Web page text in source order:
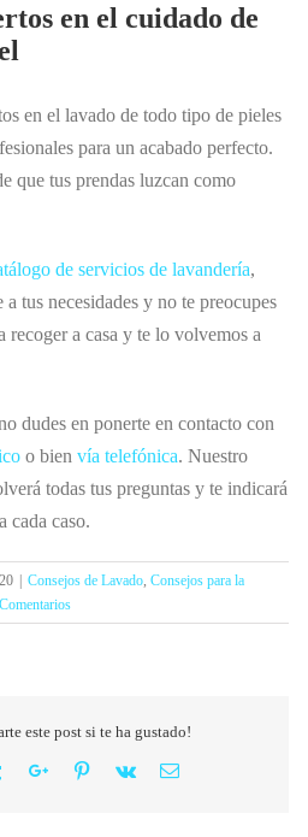
en el cuidado de
en el lavado de todo tipo de pieles
para un acabado perfecto.
que tus prendas luzcan como
de servicios de lavandería,
a tus necesidades y no te preocupes
recoger a casa y te lo volvemos a
dudes en ponerte en contacto con
o bien vía telefónica. Nuestro
todas tus preguntas y te indicará
cada caso.
Consejos de Lavado, Consejos para la
este post si te ha gustado!
TumblrGoogle+Pinterest
Vk Email